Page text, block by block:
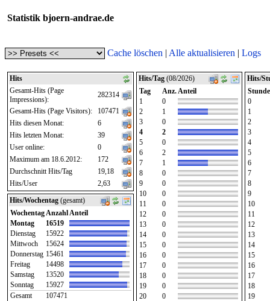
Statistik bjoern-andrae.de
Cache löschen | Alle aktualisieren | Logs
Hits
Gesamt-Hits (Page
Impressions):
282314
Gesamt-Hits (Page Visitors):
107471
Hits diesen Monat:
6
Hits letzten Monat:
39
User online:
0
Maximum am 18.6.2012:
172
Durchschnitt Hits/Tag
19,18
Hits/User
2,63
Hits/Wochentag (gesamt)
Wochentag Anzahl Anteil
Montag
16519
Dienstag
15922
Mittwoch
15624
Donnerstag 15461
Freitag
14498
Samstag
13520
Sonntag
15927
Gesamt
107471
Hits/Tag (08/2026)
Tag
Anz. Anteil
1
0
2
1
3
0
4
2
5
0
6
2
7
1
8
0
9
0
10
0
11
0
12
0
13
0
14
0
15
0
16
0
17
0
18
0
19
0
20
0
Hits/
Stunde
0
1
2
3
4
5
6
7
8
9
10
11
12
13
14
15
16
17
18
19